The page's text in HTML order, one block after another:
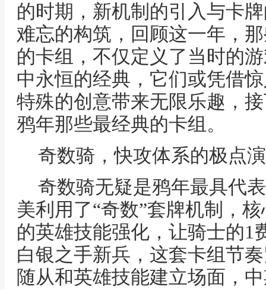
的时期，新机制的引入与卡
难忘的构筑，回顾这一年，
的卡组，不仅定义了当时的
中永恒的经典，它们或凭借
特殊的创意带来无限乐趣，
鸦年那些最经典的卡组。
奇数骑，快攻体系的极点
奇数骑无疑是鸦年最具代
美利用了“奇数”套牌机制，
的英雄技能强化，让骑士的1
白银之手新兵，这套卡组节
随从和英雄技能建立场面，